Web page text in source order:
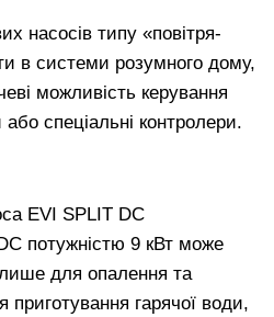
насосів типу «повітря-
в системи розумного дому,
можливість керування
спеціальні контролери.
EVI SPLIT DC
потужністю 9 кВт може
для опалення та
гарячої води,